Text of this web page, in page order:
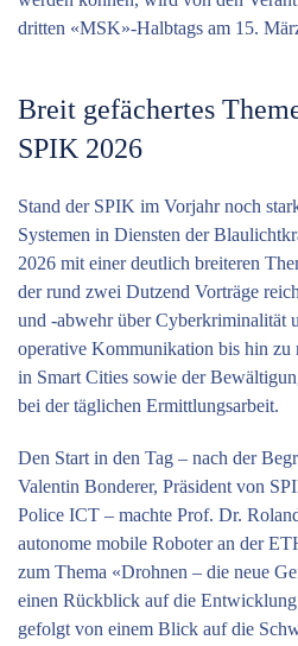
dritten «MSK»-Halbtags am 15.
Breit gefächertes
SPIK 2026
Stand der SPIK im Vorjahr noch
Systemen in Diensten der
2026 mit einer deutlich breiteren
der rund zwei Dutzend Vorträge
und -abwehr über Cyberkriminalität
operative Kommunikation bis hin
in Smart Cities sowie der
bei der täglichen ­Ermittlungsarbeit.
Den Start in den Tag – nach der
Valentin Bonderer, Präsident von
Police ICT – machte Prof. Dr.
autonome mobile Roboter an der
zum Thema «Drohnen – die neue
einen Rückblick auf die
gefolgt von einem Blick auf die